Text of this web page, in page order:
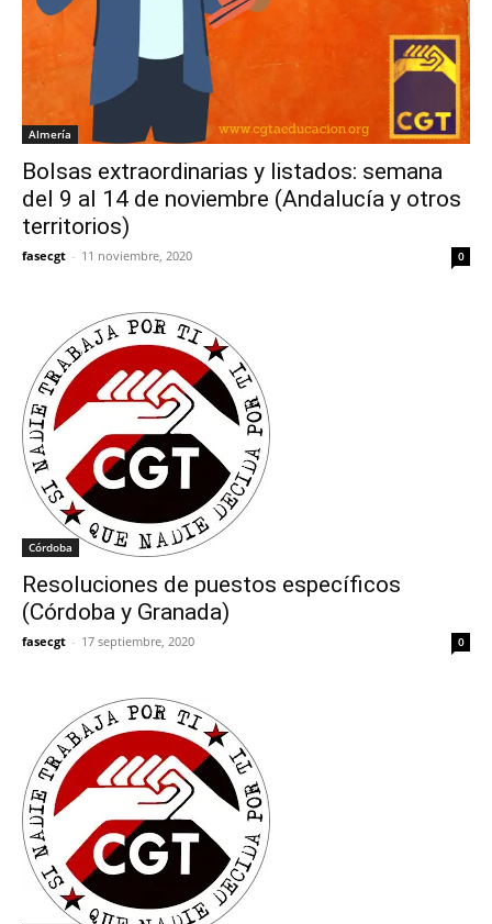
Almería
Bolsas extraordinarias y listados: semana
del 9 al 14 de noviembre (Andalucía y otros
territorios)
fasecgt - 11 noviembre, 2020 0
Córdoba
Resoluciones de puestos específicos
(Córdoba y Granada)
fasecgt - 17 septiembre, 2020 0